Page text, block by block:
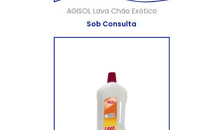
AGISOL Lava Chão Exótico
Sob Consulta